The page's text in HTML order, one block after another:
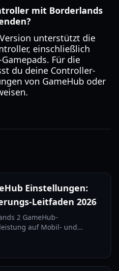
mit Borderlands
unterstützt die
einschließlich
Für die
du deine Controller-
von GameHub oder
Einstellungen:
Leitfaden 2026
2 GameHub-
auf Mobil- und